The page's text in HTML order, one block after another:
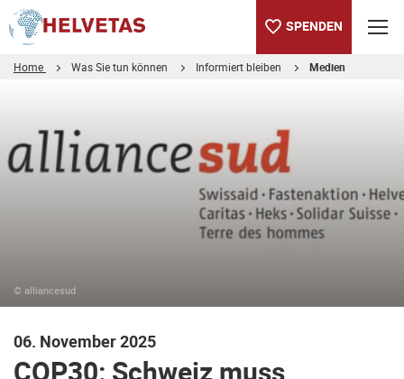
SPENDEN
Home Was Sie tun können Informiert bleiben Medien
© alliancesud
06. November 2025
COP30: Schweiz muss